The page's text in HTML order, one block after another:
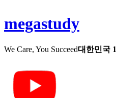
megastudy
We Care, You Succeed대한민국